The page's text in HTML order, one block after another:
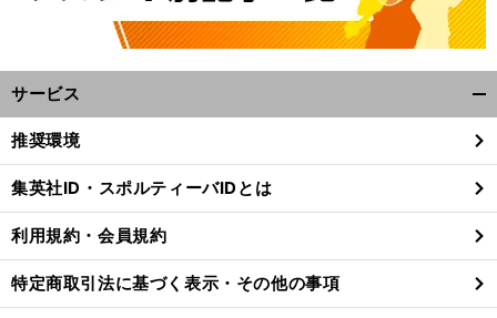
サービス
閉
る
推奨環境
集英社ID・スポルティーバIDとは
利用規約・会員規約
特定商取引法に基づく表示・その他の事項